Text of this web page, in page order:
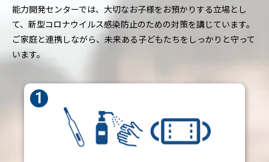
能力開発センターでは、大切なお子様をお預かりする立場とし
て、新型コロナウイルス感染防止のための対策を講じています。
ご家庭と連携しながら、未来ある子どもたちをしっかりと守って
います。